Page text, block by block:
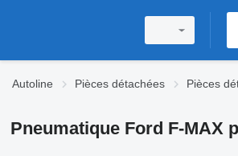
Autoline Pièces détachées Pièces
Pneumatique Ford F-MAX